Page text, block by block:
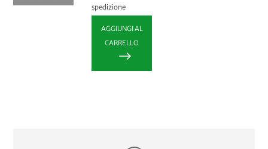
spedizione
AGGIUNGI AL
CARRELLO